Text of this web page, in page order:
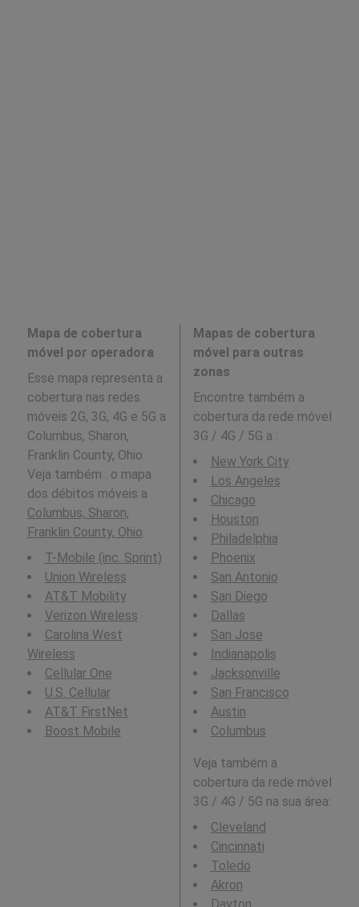
Mapa de cobertura
móvel por operadora
Esse mapa representa a
cobertura nas redes
móveis 2G, 3G, 4G e 5G a
Columbus, Sharon,
Franklin County, Ohio.
Veja também : o mapa
dos débitos móveis a
Columbus, Sharon,
Franklin County, Ohio.
T-Mobile (inc. Sprint)
Union Wireless
AT&T Mobility
Verizon Wireless
Carolina West
Wireless
Cellular One
U.S. Cellular
AT&T FirstNet
Boost Mobile
Mapas de cobertura
móvel para outras
zonas
Encontre também a
cobertura da rede móvel
3G / 4G / 5G a :
New York City
Los Angeles
Chicago
Houston
Philadelphia
Phoenix
San Antonio
San Diego
Dallas
San Jose
Indianapolis
Jacksonville
San Francisco
Austin
Columbus
Veja também a
cobertura da rede móvel
3G / 4G / 5G na sua área:
Cleveland
Cincinnati
Toledo
Akron